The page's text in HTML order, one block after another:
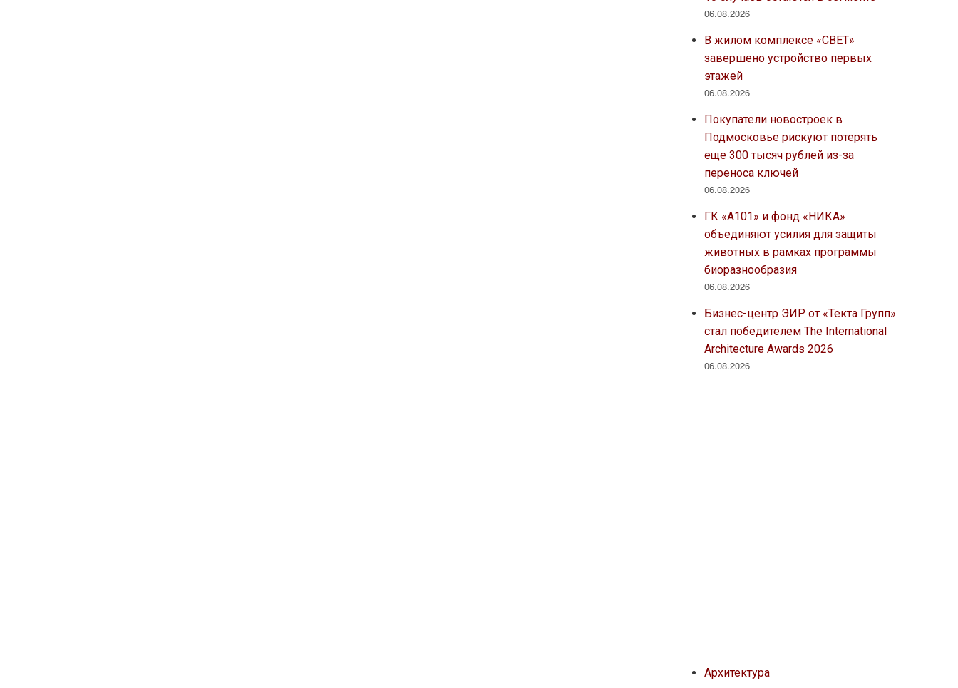
06.08.2026
В жилом комплексе «СВЕТ»
завершено устройство первых
этажей
06.08.2026
Покупатели новостроек в
Подмосковье рискуют потерять
еще 300 тысяч рублей из-за
переноса ключей
06.08.2026
ГК «А101» и фонд «НИКА»
объединяют усилия для защиты
животных в рамках программы
биоразнообразия
06.08.2026
Бизнес-центр ЭИР от «Текта Групп»
стал победителем The International
Architecture Awards 2026
06.08.2026
Архитектура